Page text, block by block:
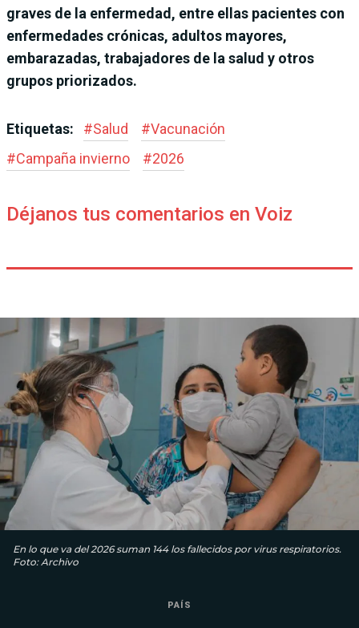
graves de la enfermedad, entre ellas pacientes con
enfermedades crónicas, adultos mayores,
embarazadas, trabajadores de la salud y otros
grupos priorizados.
Etiquetas: #Salud #Vacunación
#Campaña invierno #2026
Déjanos tus comentarios en Voiz
En lo que va del 2026 suman 144 los fallecidos por virus respiratorios.
Foto: Archivo
PAÍS